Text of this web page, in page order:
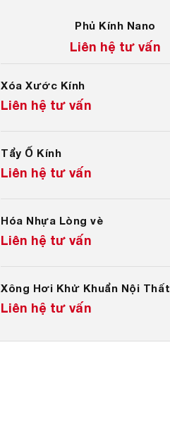
Phủ Kính Nano
Liên hệ tư vấn
Xóa Xước Kính
Liên hệ tư vấn
Tẩy Ố Kính
Liên hệ tư vấn
Hóa Nhựa Lòng vè
Liên hệ tư vấn
Xông Hơi Khử Khuẩn Nội Thất
Liên hệ tư vấn